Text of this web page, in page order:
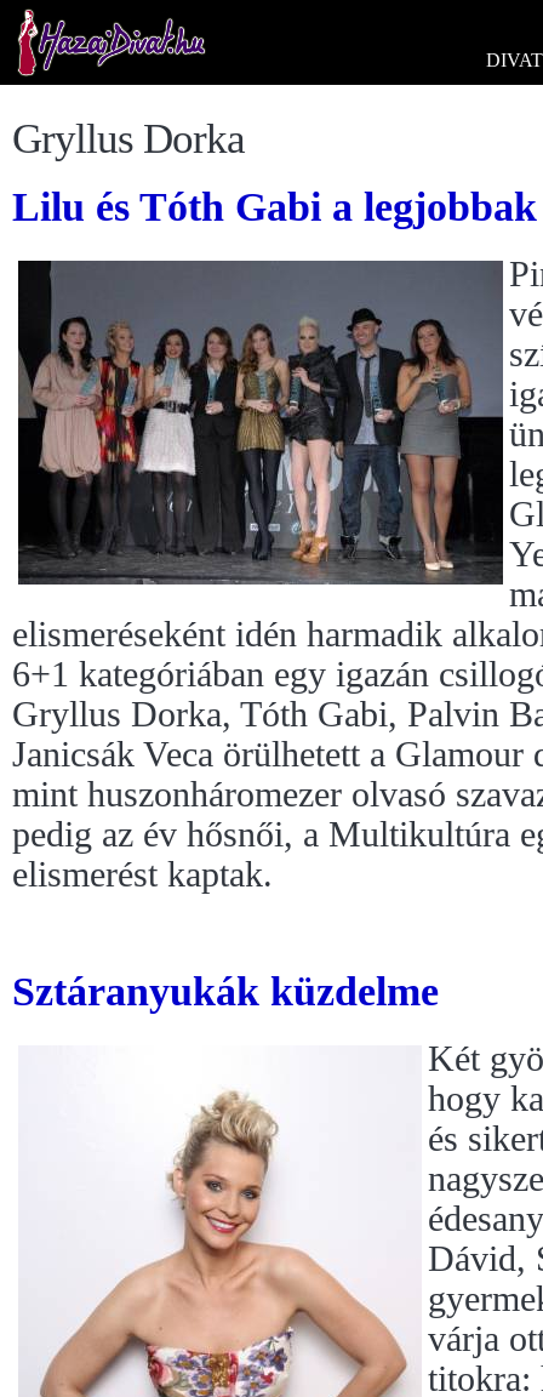
DIVAT
Gryllus Dorka
Lilu és Tóth Gabi a
elismeréseként idén harmadik
6+1 kategóriában egy igazán
Gryllus Dorka, Tóth Gabi, Palvin
Janicsák Veca örülhetett a
mint huszonháromezer olvasó
pedig az év hősnői, a Multikultúra
elismerést kaptak.
Sztáranyukák küzdelme
Két
hogy
és
Dávid,
várja
titokra: